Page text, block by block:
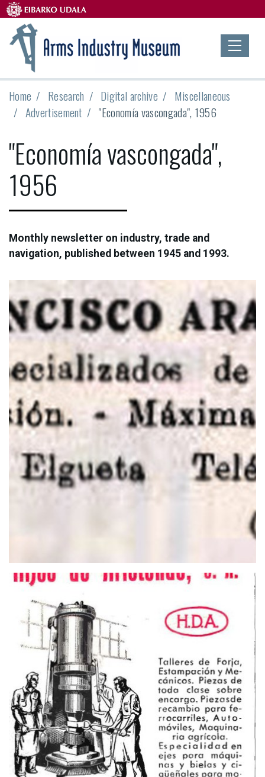
Home Research Digital archive
Miscellaneous
Advertisement
"Economía vascongada", 1956
"Economía vascongada",
1956
Monthly newsletter on industry, trade and
navigation, published between 1945 and 1993.